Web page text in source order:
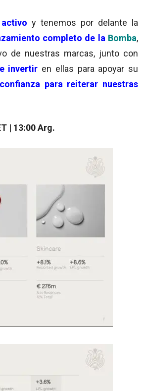
y tenemos por delante la
completo de la Bomba,
de nuestras marcas, junto con
invertir en ellas para apoyar su
confianza para reiterar nuestras
| 13:00 Arg.